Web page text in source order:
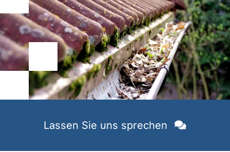
Lassen Sie uns sprechen